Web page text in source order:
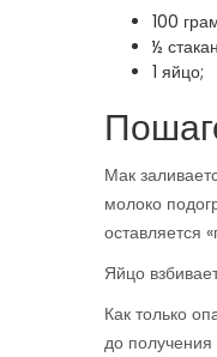
100
½
1 яйцо;
Мак
молоко
оставляется
Яйцо
Как только
до